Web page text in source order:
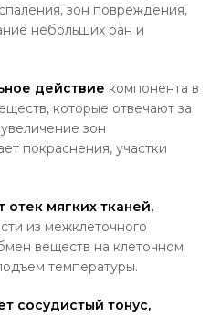
зон повреждения,
небольших ран и
действие компонента в
которые отвечают за
зон
покраснения, участки
мягких тканей,
из межклеточного
веществ на клеточном
температуры.
сосудистый тонус,